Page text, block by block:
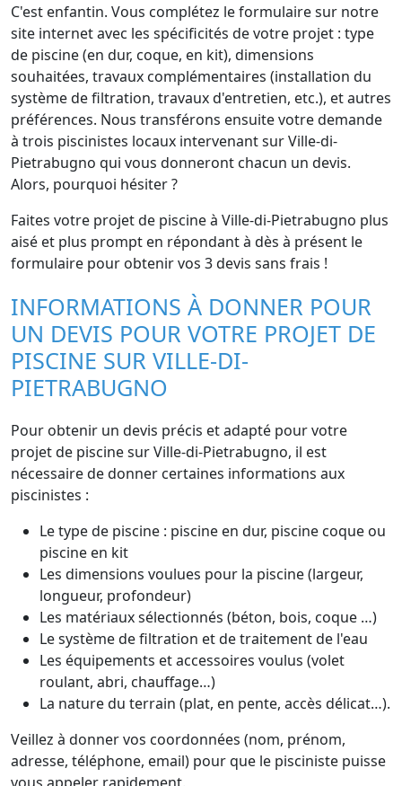
C'est enfantin. Vous complétez le formulaire sur notre
site internet avec les spécificités de votre projet : type
de piscine (en dur, coque, en kit), dimensions
souhaitées, travaux complémentaires (installation du
système de filtration, travaux d'entretien, etc.), et autres
préférences. Nous transférons ensuite votre demande
à trois piscinistes locaux intervenant sur Ville-di-
Pietrabugno qui vous donneront chacun un devis.
Alors, pourquoi hésiter ?
Faites votre projet de piscine à Ville-di-Pietrabugno plus
aisé et plus prompt en répondant à dès à présent le
formulaire pour obtenir vos 3 devis sans frais !
INFORMATIONS À DONNER POUR
UN DEVIS POUR VOTRE PROJET DE
PISCINE SUR VILLE-DI-
PIETRABUGNO
Pour obtenir un devis précis et adapté pour votre
projet de piscine sur Ville-di-Pietrabugno, il est
nécessaire de donner certaines informations aux
piscinistes :
Le type de piscine : piscine en dur, piscine coque ou
piscine en kit
Les dimensions voulues pour la piscine (largeur,
longueur, profondeur)
Les matériaux sélectionnés (béton, bois, coque …)
Le système de filtration et de traitement de l'eau
Les équipements et accessoires voulus (volet
roulant, abri, chauffage…)
La nature du terrain (plat, en pente, accès délicat…).
Veillez à donner vos coordonnées (nom, prénom,
adresse, téléphone, email) pour que le pisciniste puisse